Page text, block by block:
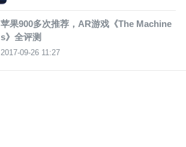
苹果900多次推荐，AR游戏《The Machine
s》全评测
2017-09-26 11:27